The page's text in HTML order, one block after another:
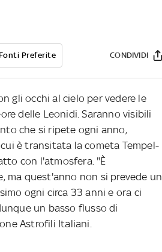
Preferite CONDIVIDI
gli occhi al cielo per vedere le
delle Leonidi. Saranno visibili
che si ripete ogni anno,
è transitata la cometa Tempel-
con l'atmosfera. "È
ma quest'anno non si prevede un
ogni circa 33 anni e ora ci
un basso flusso di
Astrofili Italiani.